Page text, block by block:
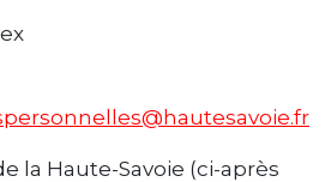
la Haute-Savoie (ci-après